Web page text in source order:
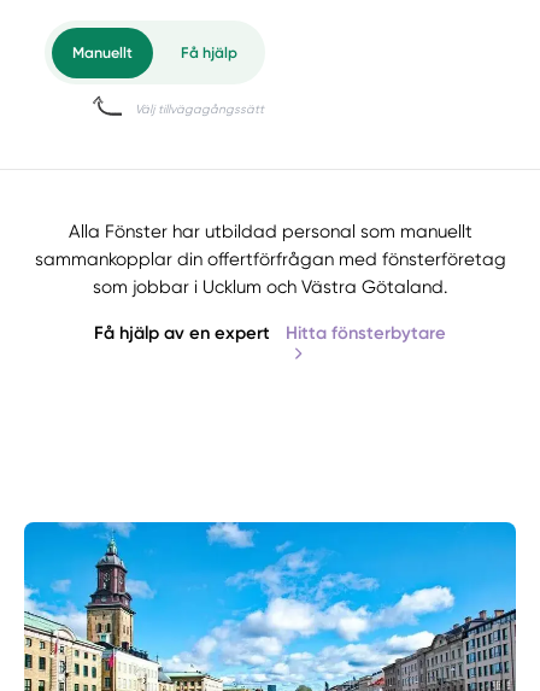
Manuellt Få hjälp
Alla Fönster har utbildad personal som manuellt
sammankopplar din offertförfrågan med fönsterföretag
som jobbar i Ucklum och Västra Götaland.
Få hjälp av en expert Hitta fönsterbytare